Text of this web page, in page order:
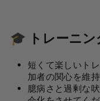
🎓 トレーニン
短くて楽しいト
加者の関心を維持
臆病さと過剰な